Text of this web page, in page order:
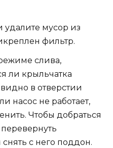
мусор из
фильтр.
слива,
ли крыльчатка
в отверстии
насос не работает,
Чтобы добраться
с него поддон.